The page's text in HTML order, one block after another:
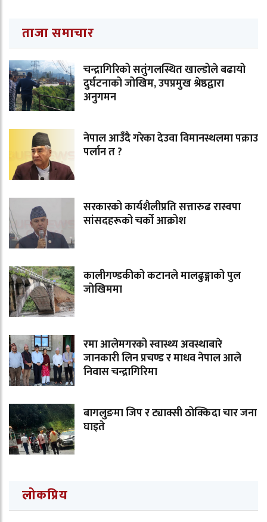
ताजा समाचार
चन्द्रागिरिको सतुंगलस्थित खाल्डोले बढायो
दुर्घटनाको जोखिम, उपप्रमुख श्रेष्ठद्वारा
अनुगमन
नेपाल आउँदै गरेका देउवा विमानस्थलमा पक्राउ
पर्लान त ?
सरकारको कार्यशैलीप्रति सत्तारुढ रास्वपा
सांसदहरूको चर्को आक्रोश
कालीगण्डकीको कटानले मालढुङ्गाको पुल
जोखिममा
रमा आलेमगरको स्वास्थ्य अवस्थाबारे
जानकारी लिन प्रचण्ड र माधव नेपाल आले
निवास चन्द्रागिरिमा
बागलुङमा जिप र ट्याक्सी ठोक्किदा चार जना
घाइते
लोकप्रिय